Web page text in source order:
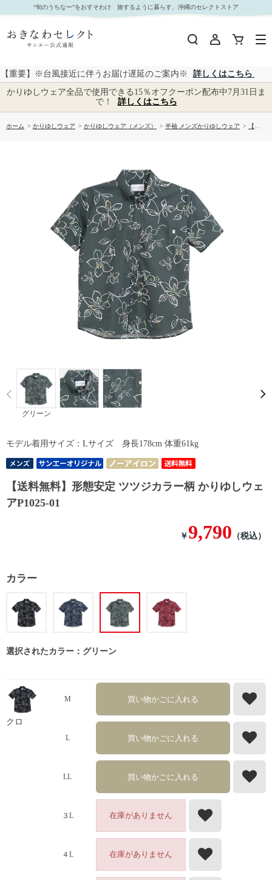
【送料無料】形態安定 ツツジカラー柄 かりゆしウェアP1025-01｜おきなわセレクト サンエー公
式通販
“旬のうちなー”をおすそわけ 旅するように暮らす、沖縄のセレクトストア
【重要】※台風接近に伴うお届け遅延のご案内※
詳しくはこちら
かりゆしウェア全品で使用できる15％オフクーポン配布中7月31日ま
で！
詳しくはこちら
ホーム > かりゆしウェア > かりゆしウェア（メンズ） > 半袖 メンズかりゆしウェア > 【送料無料】形態安定 ツツジカラー柄 かりゆしウェアP1025-01
グリーン
Prev
【送料無料】形態安定 ツツジカラー柄 かりゆしウェ
アP1025-01
￥9,790 （税込）
カラー
選択されたカラー：グリーン
クロ
M 買い物かごに入れる
L 買い物かごに入れる
LL 買い物かごに入れる
３L 在庫がありません
４L 在庫がありません
モデル着用サイズ：Lサイズ 身長178cm 体重61kg